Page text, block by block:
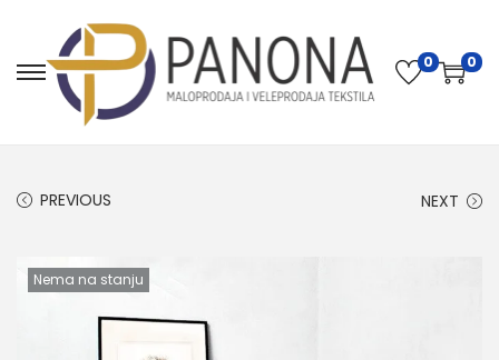
0 0
PREVIOUS NEXT
Nema na stanju